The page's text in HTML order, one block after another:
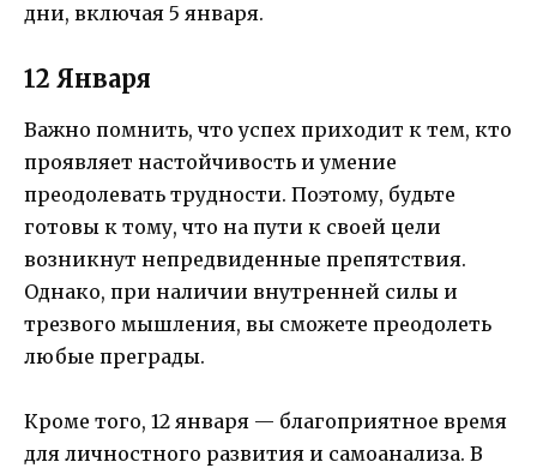
дни, включая 5 января.
12 Января
Важно помнить, что успех приходит к тем, кто
проявляет настойчивость и умение
преодолевать трудности. Поэтому, будьте
готовы к тому, что на пути к своей цели
возникнут непредвиденные препятствия.
Однако, при наличии внутренней силы и
трезвого мышления, вы сможете преодолеть
любые преграды.
Кроме того, 12 января — благоприятное время
для личностного развития и самоанализа. В